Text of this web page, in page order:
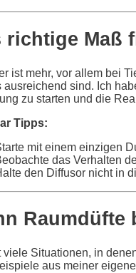
richtige Maß
ist mehr, vor allem bei
ausreichend sind. Ich
zu starten und die
Tipps:
mit einem einzigen
das Verhalten
den Diffusor nicht in
viele Situationen, in
aus meiner